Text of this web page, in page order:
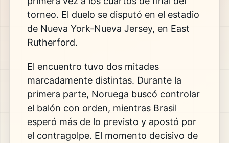
torneo. El duelo se disputó en el estadio
de Nueva York-Nueva Jersey, en East
Rutherford.
El encuentro tuvo dos mitades
marcadamente distintas. Durante la
primera parte, Noruega buscó controlar
el balón con orden, mientras Brasil
esperó más de lo previsto y apostó por
el contragolpe. El momento decisivo de